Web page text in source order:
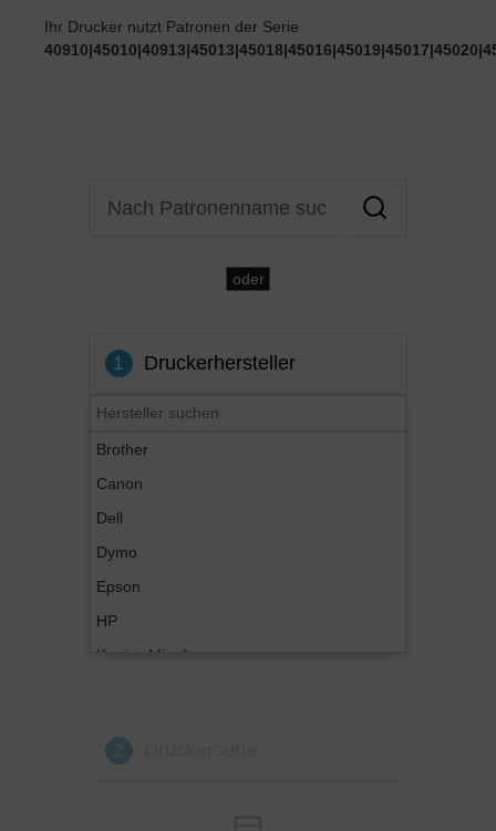
Ihr Drucker nutzt Patronen der Serie
oder
1 Druckerhersteller
Brother
Canon
Dell
Dymo
Epson
HP
Konica Minolta
OKI